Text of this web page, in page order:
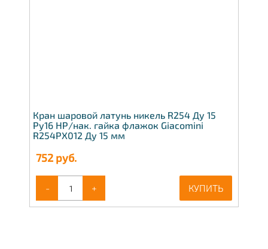
Кран шаровой латунь никель R254 Ду 15
Ру16 НР/нак. гайка флажок Giacomini
R254PX012 Ду 15 мм
752 руб.
- + КУПИТЬ